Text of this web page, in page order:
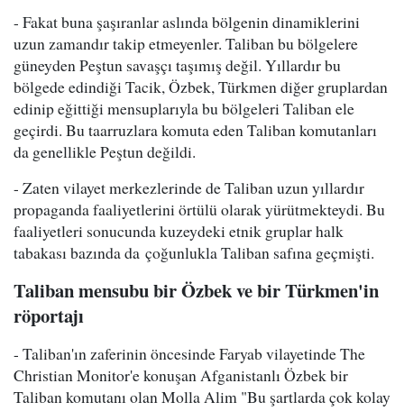
- Fakat buna şaşıranlar aslında bölgenin dinamiklerini
uzun zamandır takip etmeyenler. Taliban bu bölgelere
güneyden Peştun savaşçı taşımış değil. Yıllardır bu
bölgede edindiği Tacik, Özbek, Türkmen diğer gruplardan
edinip eğittiği mensuplarıyla bu bölgeleri Taliban ele
geçirdi. Bu taarruzlara komuta eden Taliban komutanları
da genellikle Peştun değildi.
- Zaten vilayet merkezlerinde de Taliban uzun yıllardır
propaganda faaliyetlerini örtülü olarak yürütmekteydi. Bu
faaliyetleri sonucunda kuzeydeki etnik gruplar halk
tabakası bazında da çoğunlukla Taliban safına geçmişti.
Taliban mensubu bir Özbek ve bir Türkmen'in
röportajı
- Taliban'ın zaferinin öncesinde Faryab vilayetinde The
Christian Monitor'e konuşan Afganistanlı Özbek bir
Taliban komutanı olan Molla Alim "Bu şartlarda çok kolay